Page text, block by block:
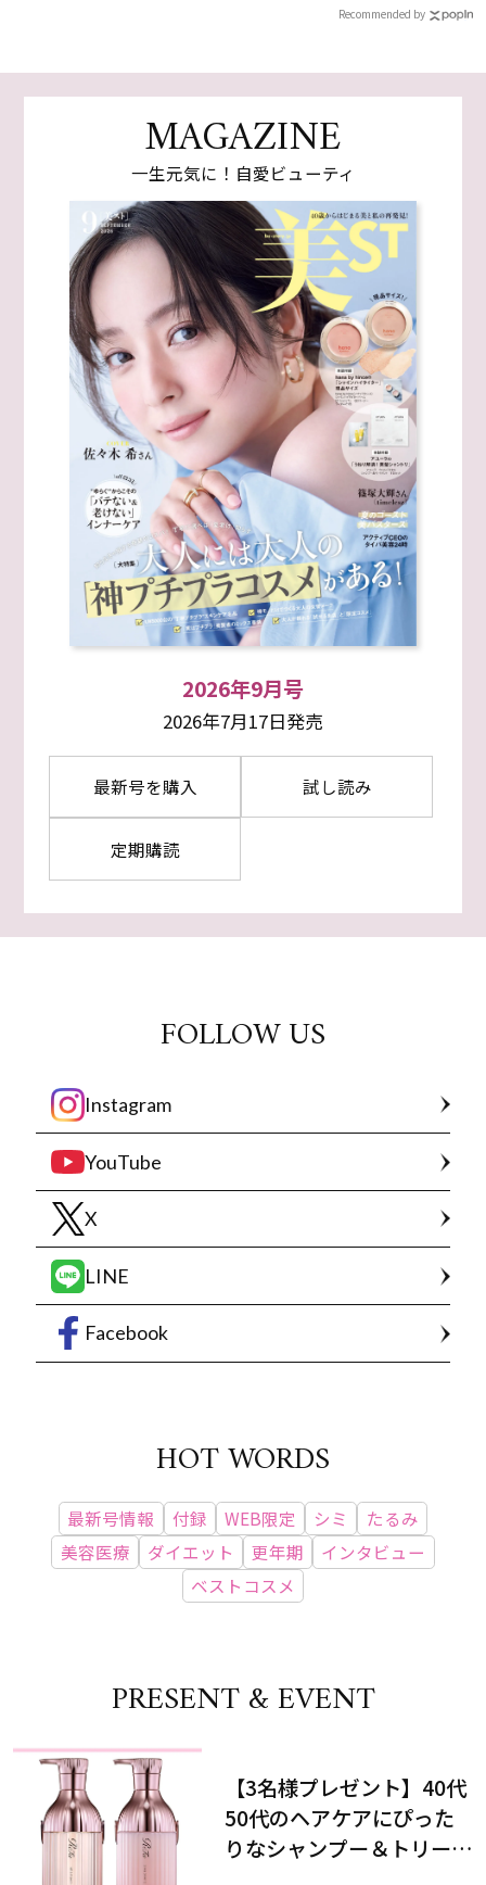
Recommended by
MAGAZINE
一生元気に！自愛ビューティ
2026年9月号
2026年7月17日発売
最新号を購入 試し読み
定期購読
FOLLOW US
Instagram
YouTube
X
LINE
Facebook
HOT WORDS
最新号情報 付録 WEB限定 シミ
たるみ
美容医療
ダイエット 更年期
インタビュー
ベストコスメ
PRESENT & EVENT
【3名様プレゼント】40代
50代のヘアケアにぴった
りなシャンプー＆トリート